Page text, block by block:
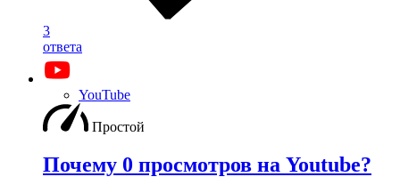
3
ответа
YouTube
Простой
Почему 0 просмотров на Youtube?